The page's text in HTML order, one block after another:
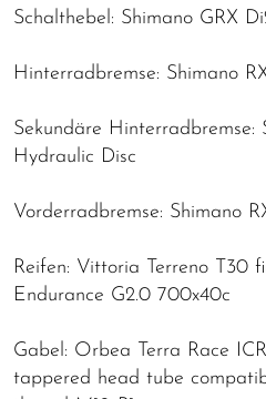
Schalthebel: Shimano GRX
Hinterradbremse: Shimano
Sekundäre Hinterradbremse:
Hydraulic Disc
Vorderradbremse: Shimano
Reifen: Vittoria Terreno T30
Endurance G2.0 700x40c
Gabel: Orbea Terra Race
tappered head tube